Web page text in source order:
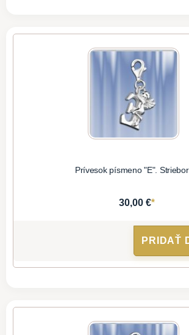
Prívesok písmeno "E".
30,00 €*
PRIDAŤ